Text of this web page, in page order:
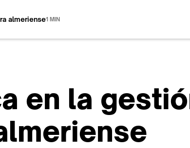
almeriense1 MIN
en la